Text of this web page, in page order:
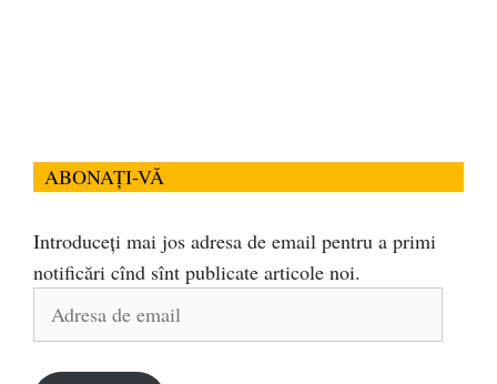
ABONAȚI-VĂ
Introduceți mai jos adresa de email pentru a primi
notificări cînd sînt publicate articole noi.
Adresa